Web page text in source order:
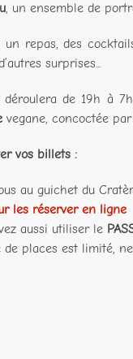
, un ensemble de
un repas, des
surprises...
de 19h à
vegane, concoctée
vos billets :
au guichet du
les réserver en ligne
aussi utiliser le
de places est limité,